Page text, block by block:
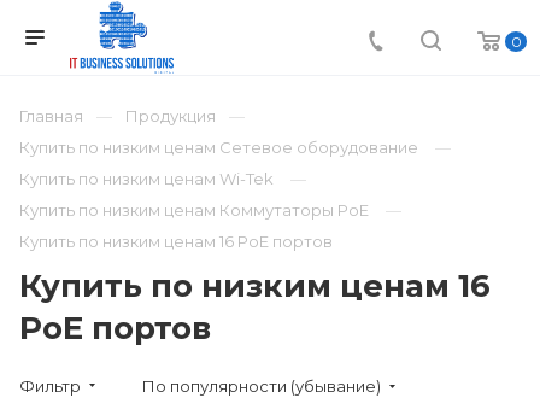
0
Главная
Продукция
Купить по низким ценам Сетевое оборудование
Купить по низким ценам Wi-Tek
Купить по низким ценам Коммутаторы PoE
Купить по низким ценам 16 PoE портов
Купить по низким ценам 16
PoE портов
Фильтр По популярности (убывание)